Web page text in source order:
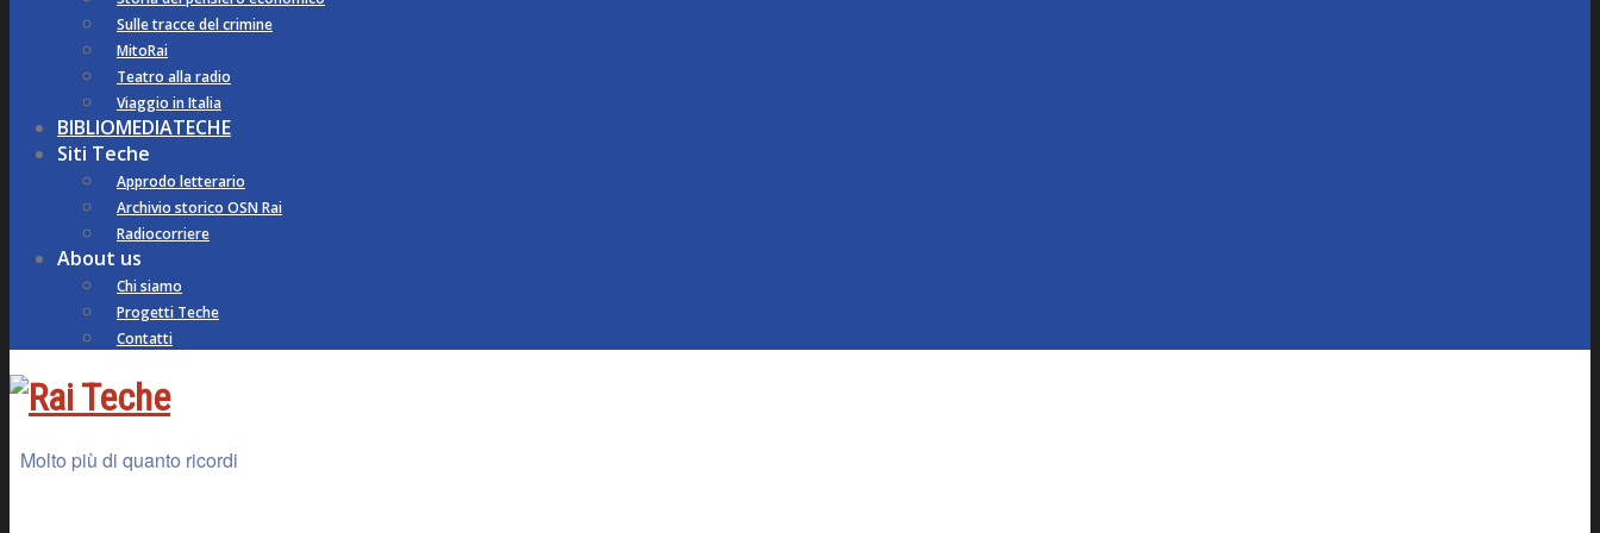
Sulle tracce del crimine
MitoRai
Teatro alla radio
Viaggio in Italia
BIBLIOMEDIATECHE
Siti Teche
Approdo letterario
Archivio storico OSN Rai
Radiocorriere
About us
Chi siamo
Progetti Teche
Contatti
Molto più di quanto ricordi